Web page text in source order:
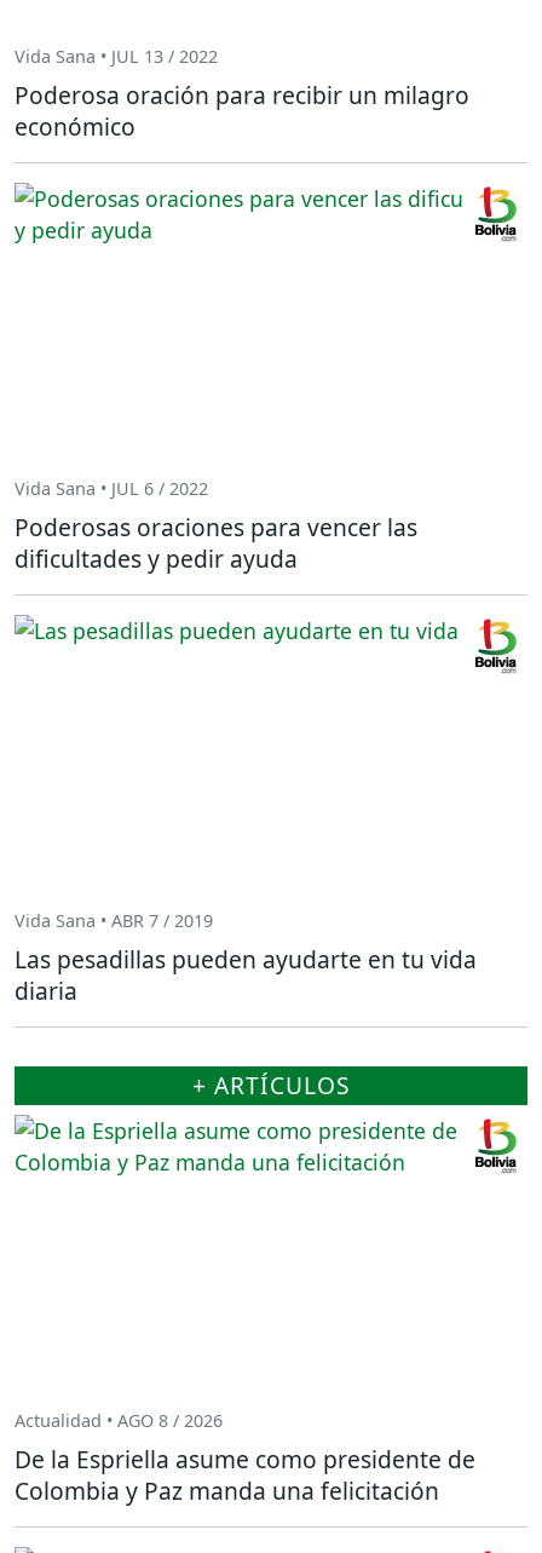
Vida Sana • JUL 13 / 2022
Poderosa oración para recibir un milagro
económico
Vida Sana • JUL 6 / 2022
Poderosas oraciones para vencer las
dificultades y pedir ayuda
Vida Sana • ABR 7 / 2019
Las pesadillas pueden ayudarte en tu vida
diaria
+ ARTÍCULOS
Actualidad • AGO 8 / 2026
De la Espriella asume como presidente de
Colombia y Paz manda una felicitación